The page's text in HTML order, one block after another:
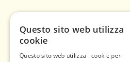
Questo sito web utilizza
cookie
Questo sito web utilizza i cookie per